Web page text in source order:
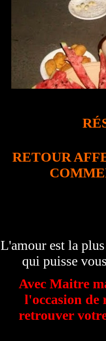
RETOUR
L'amour est la
qui puisse
Avec Maitre
l'occasion de
retrouver